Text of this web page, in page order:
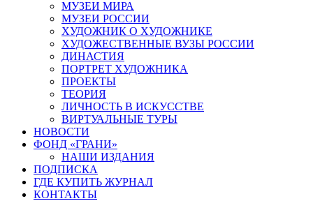
МУЗЕИ МИРА
МУЗЕИ РОССИИ
ХУДОЖНИК О ХУДОЖНИКЕ
ХУДОЖЕСТВЕННЫЕ ВУЗЫ РОССИИ
ДИНАСТИЯ
ПОРТРЕТ ХУДОЖНИКА
ПРОЕКТЫ
ТЕОРИЯ
ЛИЧНОСТЬ В ИСКУССТВЕ
ВИРТУАЛЬНЫЕ ТУРЫ
НОВОСТИ
ФОНД «ГРАНИ»
НАШИ ИЗДАНИЯ
ПОДПИСКА
ГДЕ КУПИТЬ ЖУРНАЛ
КОНТАКТЫ